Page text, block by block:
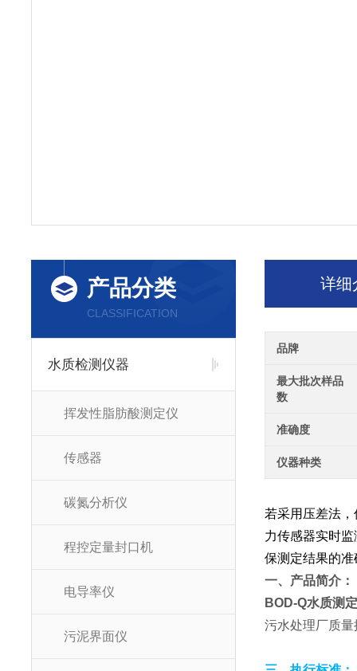
产品分类
CLASSIFICATION
水质检测仪器
挥发性脂肪酸测定仪
传感器
碳氮分析仪
程控定量封口机
电导率仪
污泥界面仪
详细
品牌
最大批次样品
数
准确度
仪器种类
若采用压差法
力传感器实时
保测定结果的
一、产品简介：
BOD-Q水质测
污水处理厂质